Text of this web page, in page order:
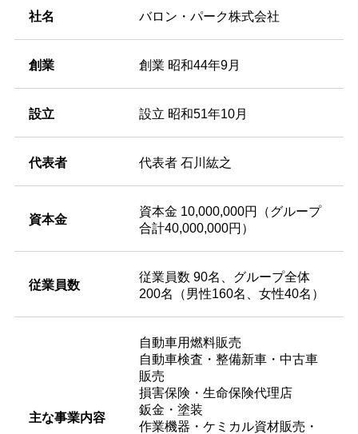
社名 バロン・パーク株式会社
創業 創業 昭和44年9月
設立 設立 昭和51年10月
代表者 代表者 石川紘之
資本金
資本金 10,000,000円（グループ
合計40,000,000円）
従業員数
従業員数 90名、グループ全体
200名（男性160名、女性40名）
主な事業内容
自動車用燃料販売
自動車検査・整備新車・中古車
販売
損害保険・生命保険代理店
鈑金・塗装
作業機器・ケミカル資材販売・